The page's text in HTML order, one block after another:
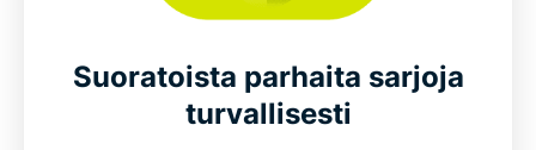
Suoratoista parhaita sarjoja
turvallisesti